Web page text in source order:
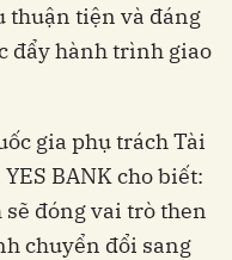
thuận tiện và đáng
đẩy hành trình giao
gia phụ trách Tài
BANK cho biết:
đóng vai trò then
chuyển đổi sang